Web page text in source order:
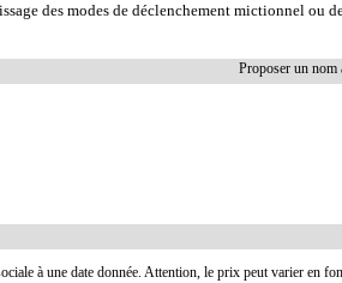
des modes de déclenchement mictionnel ou
Proposer un
à une date donnée. Attention, le prix peut varier en